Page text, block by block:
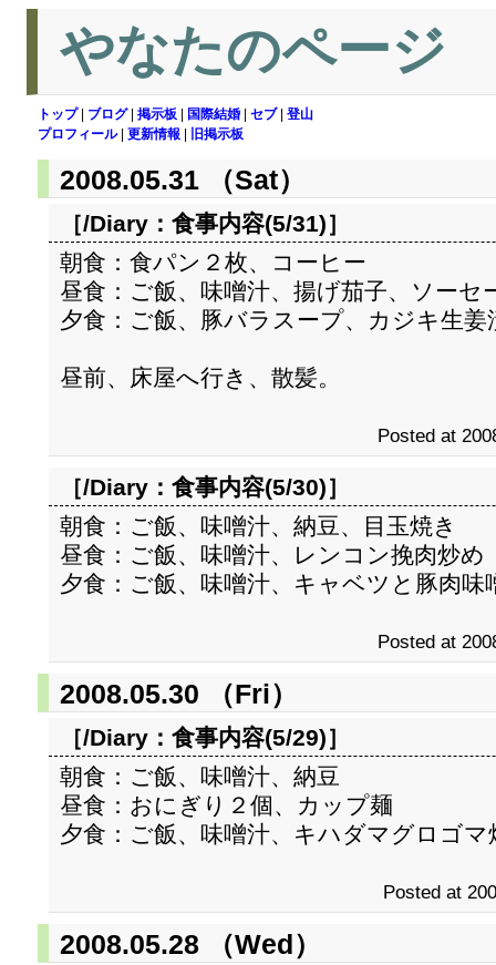
やなたのページ
トップ| ブログ| 掲示板 国際結婚 セブ| 登山
プロフィール| 更新情報 旧掲示板
2008.05.31 （Sat）
［/Diary： 食事内容(5/31)］
朝食：食パン２枚、コーヒー
昼食：ご飯、味噌汁、揚げ茄子、ソーセ
夕食：ご飯、豚バラスープ、カジキ生
昼前、床屋へ行き、散髪。
Posted at
［/Diary： 食事内容(5/30)］
朝食：ご飯、味噌汁、納豆、目玉焼き
昼食：ご飯、味噌汁、レンコン挽肉炒め
夕食：ご飯、味噌汁、キャベツと豚肉味
Posted at
2008.05.30 （Fri）
［/Diary： 食事内容(5/29)］
朝食：ご飯、味噌汁、納豆
昼食：おにぎり２個、カップ麺
夕食：ご飯、味噌汁、キハダマグロゴマ
Posted at
2008.05.28 （Wed）